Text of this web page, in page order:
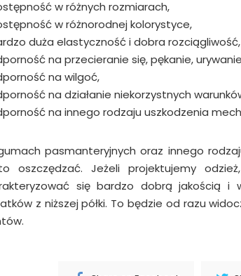
w różnych rozmiarach,
w różnorodnej kolorystyce,
duża elastyczność i dobra rozciągliwość,
na przecieranie się, pękanie,
na wilgoć,
na działanie niekorzystnych
na innego rodzaju uszkodzenia
pasmanteryjnych oraz innego
oszczędzać. Jeżeli projektujemy
się bardzo dobrą jakością i
z niższej półki. To będzie od razu